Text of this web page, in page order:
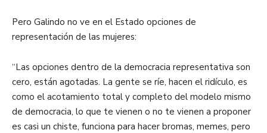
Pero Galindo no ve en el Estado opciones de
representación de las mujeres:
“Las opciones dentro de la democracia representativa son
cero, están agotadas. La gente se ríe, hacen el ridículo, es
como el acotamiento total y completo del modelo mismo
de democracia, lo que te vienen o no te vienen a proponer
es casi un chiste, funciona para hacer bromas, memes, pero